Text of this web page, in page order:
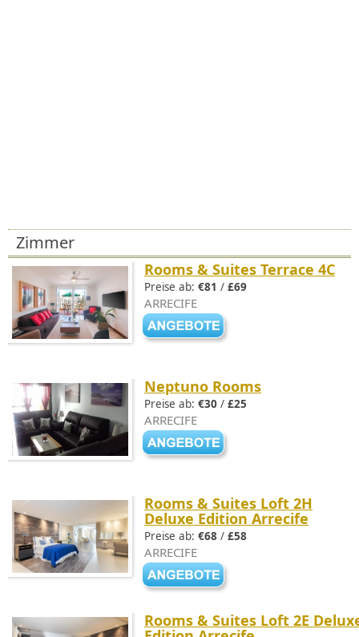
Zimmer
Rooms & Suites Terrace 4C
Preise ab: €81 / £69
ARRECIFE
Neptuno Rooms
Preise ab: €30 / £25
ARRECIFE
Rooms & Suites Loft 2H
Deluxe Edition Arrecife
Preise ab: €68 / £58
ARRECIFE
Rooms & Suites Loft 2E